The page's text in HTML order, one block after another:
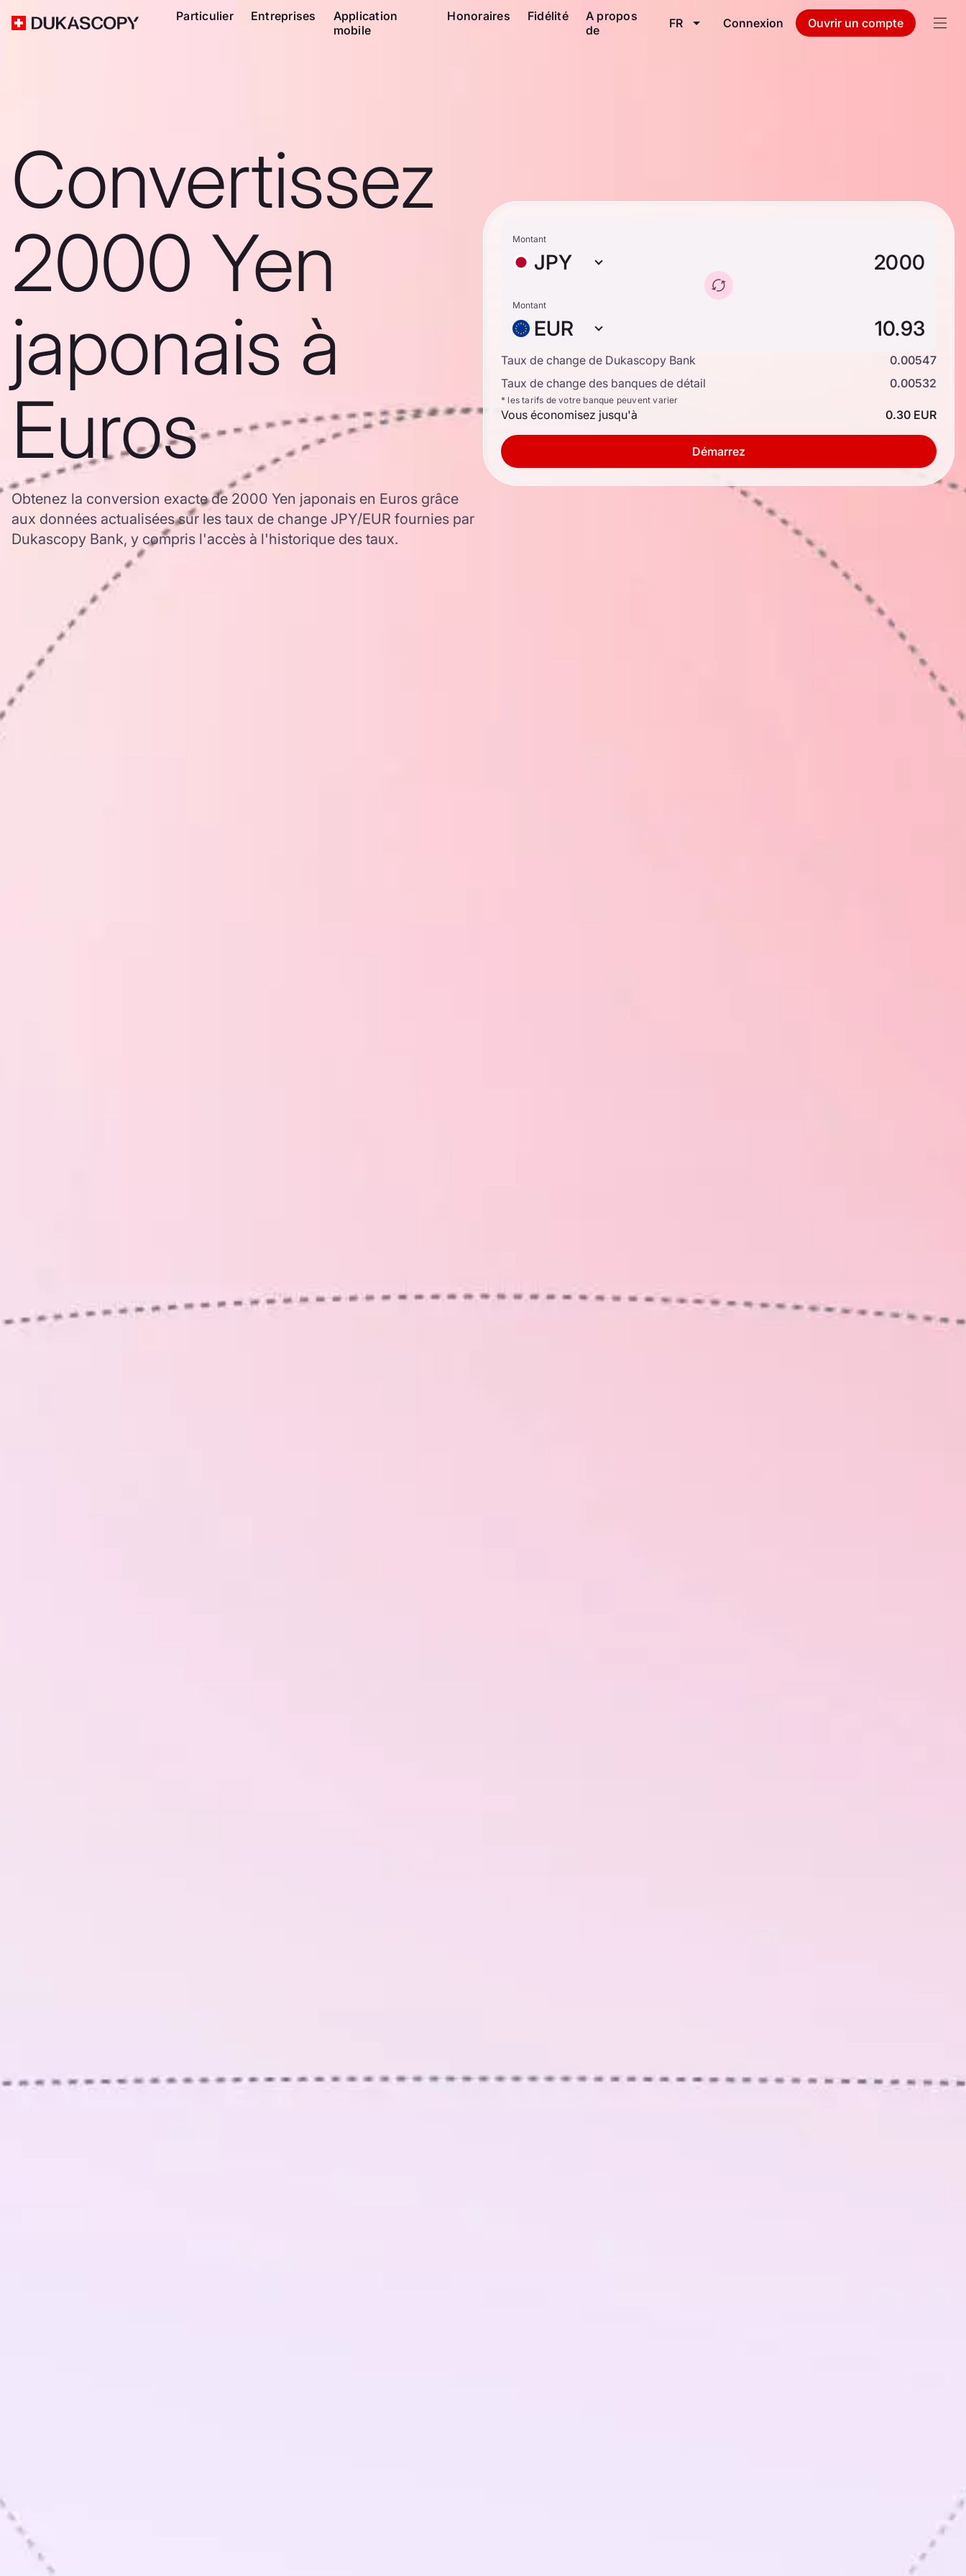
Particulier Entreprises
Application
mobile
Honoraires Fidélité
A propos
de
FR Connexion Ouvrir un compte
Convertissez
2000 Yen
japonais à
Euros
Obtenez la conversion exacte de 2000 Yen japonais en Euros grâce
aux données actualisées sur les taux de change JPY/EUR fournies par
Dukascopy Bank, y compris l'accès à l'historique des taux.
Montant
JPY
Montant
EUR
Taux de change de Dukascopy Bank
0.00547
Taux de change des banques de détail
0.00532
* les tarifs de votre banque peuvent varier
Vous économisez jusqu'à 0.30 EUR
Démarrez